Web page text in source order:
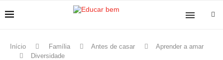
Início Família Antes de casar
Aprender a amar
Diversidade